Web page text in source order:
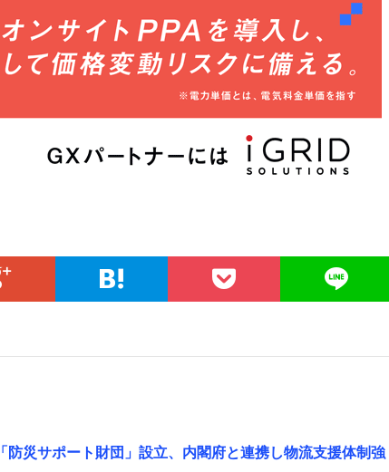
防災サポート財団」設立、内閣府と連携し物流支援体制強